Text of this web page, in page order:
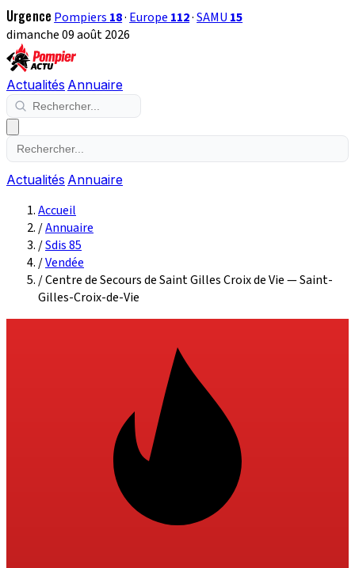
Urgence Pompiers 18· Europe 112·SAMU 15
dimanche 09 août 2026
Actualités Annuaire
Actualités Annuaire
Accueil
/Annuaire
/Sdis 85
/Vendée
/Centre de Secours de Saint Gilles Croix de Vie — Saint-
Gilles-Croix-de-Vie